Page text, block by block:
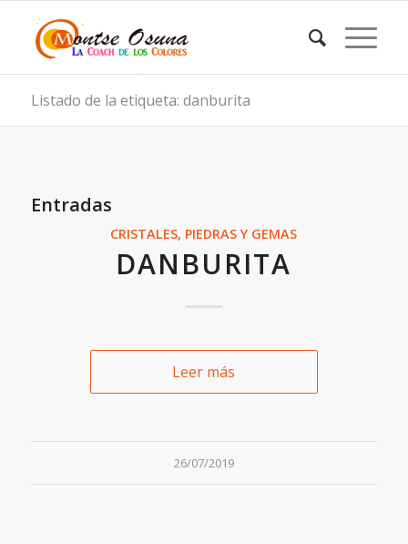
Listado de la etiqueta: danburita
Entradas
CRISTALES, PIEDRAS Y GEMAS
DANBURITA
Leer más
26/07/2019